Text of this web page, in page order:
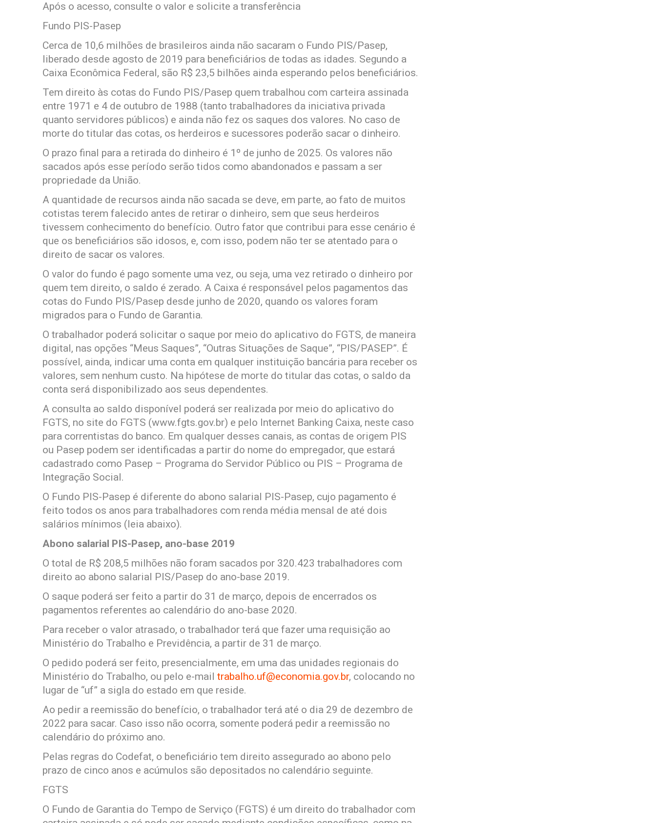
Após o acesso, consulte o valor e solicite a transferência
Fundo PIS-Pasep
Cerca de 10,6 milhões de brasileiros ainda não sacaram o Fundo PIS/Pasep,
liberado desde agosto de 2019 para beneficiários de todas as idades. Segundo a
Caixa Econômica Federal, são R$ 23,5 bilhões ainda esperando pelos beneficiários.
Tem direito às cotas do Fundo PIS/Pasep quem trabalhou com carteira assinada
entre 1971 e 4 de outubro de 1988 (tanto trabalhadores da iniciativa privada
quanto servidores públicos) e ainda não fez os saques dos valores. No caso de
morte do titular das cotas, os herdeiros e sucessores poderão sacar o dinheiro.
O prazo final para a retirada do dinheiro é 1º de junho de 2025. Os valores não
sacados após esse período serão tidos como abandonados e passam a ser
propriedade da União.
A quantidade de recursos ainda não sacada se deve, em parte, ao fato de muitos
cotistas terem falecido antes de retirar o dinheiro, sem que seus herdeiros
tivessem conhecimento do benefício. Outro fator que contribui para esse cenário é
que os beneficiários são idosos, e, com isso, podem não ter se atentado para o
direito de sacar os valores.
O valor do fundo é pago somente uma vez, ou seja, uma vez retirado o dinheiro por
quem tem direito, o saldo é zerado. A Caixa é responsável pelos pagamentos das
cotas do Fundo PIS/Pasep desde junho de 2020, quando os valores foram
migrados para o Fundo de Garantia.
O trabalhador poderá solicitar o saque por meio do aplicativo do FGTS, de maneira
digital, nas opções “Meus Saques”, “Outras Situações de Saque”, “PIS/PASEP”. É
possível, ainda, indicar uma conta em qualquer instituição bancária para receber os
valores, sem nenhum custo. Na hipótese de morte do titular das cotas, o saldo da
conta será disponibilizado aos seus dependentes.
A consulta ao saldo disponível poderá ser realizada por meio do aplicativo do
FGTS, no site do FGTS (www.fgts.gov.br) e pelo Internet Banking Caixa, neste caso
para correntistas do banco. Em qualquer desses canais, as contas de origem PIS
ou Pasep podem ser identificadas a partir do nome do empregador, que estará
cadastrado como Pasep – Programa do Servidor Público ou PIS – Programa de
Integração Social.
O Fundo PIS-Pasep é diferente do abono salarial PIS-Pasep, cujo pagamento é
feito todos os anos para trabalhadores com renda média mensal de até dois
salários mínimos (leia abaixo).
Abono salarial PIS-Pasep, ano-base 2019
O total de R$ 208,5 milhões não foram sacados por 320.423 trabalhadores com
direito ao abono salarial PIS/Pasep do ano-base 2019.
O saque poderá ser feito a partir do 31 de março, depois de encerrados os
pagamentos referentes ao calendário do ano-base 2020.
Para receber o valor atrasado, o trabalhador terá que fazer uma requisição ao
Ministério do Trabalho e Previdência, a partir de 31 de março.
O pedido poderá ser feito, presencialmente, em uma das unidades regionais do
Ministério do Trabalho, ou pelo e-mail trabalho.uf@economia.gov.br, colocando no
lugar de “uf” a sigla do estado em que reside.
Ao pedir a reemissão do benefício, o trabalhador terá até o dia 29 de dezembro de
2022 para sacar. Caso isso não ocorra, somente poderá pedir a reemissão no
calendário do próximo ano.
Pelas regras do Codefat, o beneficiário tem direito assegurado ao abono pelo
prazo de cinco anos e acúmulos são depositados no calendário seguinte.
FGTS
O Fundo de Garantia do Tempo de Serviço (FGTS) é um direito do trabalhador com